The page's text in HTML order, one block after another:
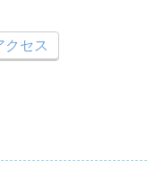
クセス